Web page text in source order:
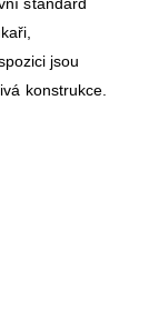
jsou
konstrukce.